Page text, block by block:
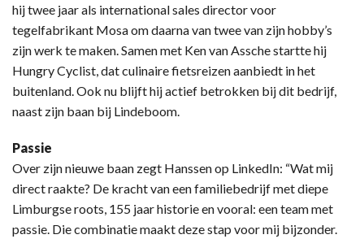
hij twee jaar als international sales director voor
tegelfabrikant Mosa om daarna van twee van zijn hobby’s
zijn werk te maken. Samen met Ken van Assche startte hij
Hungry Cyclist, dat culinaire fietsreizen aanbiedt in het
buitenland. Ook nu blijft hij actief betrokken bij dit bedrijf,
naast zijn baan bij Lindeboom.
Passie
Over zijn nieuwe baan zegt Hanssen op LinkedIn: “Wat mij
direct raakte? De kracht van een familiebedrijf met diepe
Limburgse roots, 155 jaar historie en vooral: een team met
passie. Die combinatie maakt deze stap voor mij bijzonder.